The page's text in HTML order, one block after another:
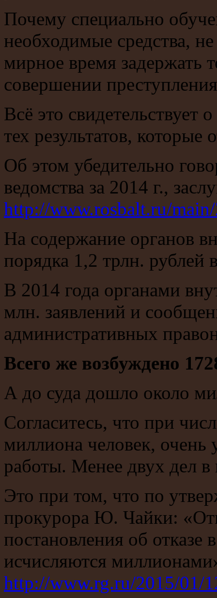
Почему специально
необходимые средства,
мирное время задержать
совершении
Всё это
тех результатов,
Об этом убедительно
ведомства за 2014 г.,
http://www.rosbalt.ru/
На содержание органов
порядка 1,2 трлн. рублей
В 2014 года органами
млн. заявлений и
административных
Всего же возбуждено
А до суда дошло около
Согласитесь, что при
миллиона человек, очень
работы. Менее двух дел в
Это при том, что по
прокурора Ю. Чайки:
постановления об отказе
исчисляются
http://www.rg.ru/2015/01/